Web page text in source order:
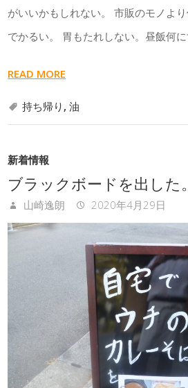
がいいかもしれない。 市販のモノよ
でかるい。 胃もたれしない。昼飯何
READ MORE
持ち帰り ,油
新着情報
ブラックボードを出した。
山崎逸朗 2020年4月29日